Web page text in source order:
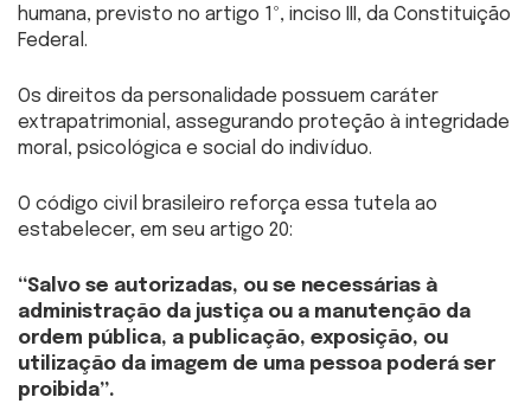
humana, previsto no artigo 1º, inciso III, da Constituição
Federal.
Os direitos da personalidade possuem caráter
extrapatrimonial, assegurando proteção à integridade
moral, psicológica e social do indivíduo.
O código civil brasileiro reforça essa tutela ao
estabelecer, em seu artigo 20:
“Salvo se autorizadas, ou se necessárias à
administração da justiça ou a manutenção da
ordem pública, a publicação, exposição, ou
utilização da imagem de uma pessoa poderá ser
proibida”.